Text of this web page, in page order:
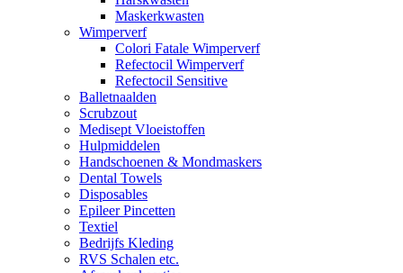
Maskerkwasten
Wimperverf
Colori Fatale Wimperverf
Refectocil Wimperverf
Refectocil Sensitive
Balletnaalden
Scrubzout
Medisept Vloeistoffen
Hulpmiddelen
Handschoenen & Mondmaskers
Dental Towels
Disposables
Epileer Pincetten
Textiel
Bedrijfs Kleding
RVS Schalen etc.